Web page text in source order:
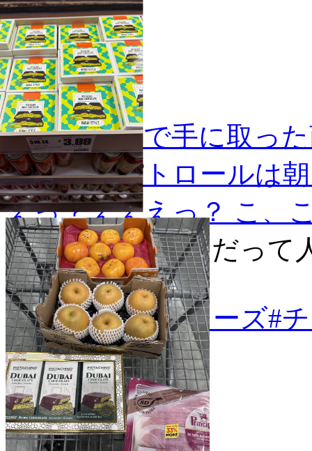
＃レジ周りで手に取っ
レジョ・パトロールは
えっ？えええっ？ こ、
Every Day in NY♪だって
2025-12-2
#トレーダージョーズ#